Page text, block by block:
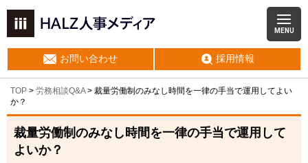
MENU
お問い合わせ 採用情報
TOP > 労務相談Q&A> 裁量労働制のみなし時間を一律の手当で運用してよい
か？
裁量労働制のみなし時間を一律の手当で運用して
よいか？